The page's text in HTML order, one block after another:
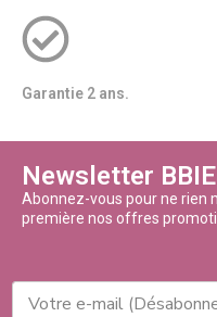
Garantie 2 ans.
Newsletter
Abonnez-vous pour ne rien
première nos offres